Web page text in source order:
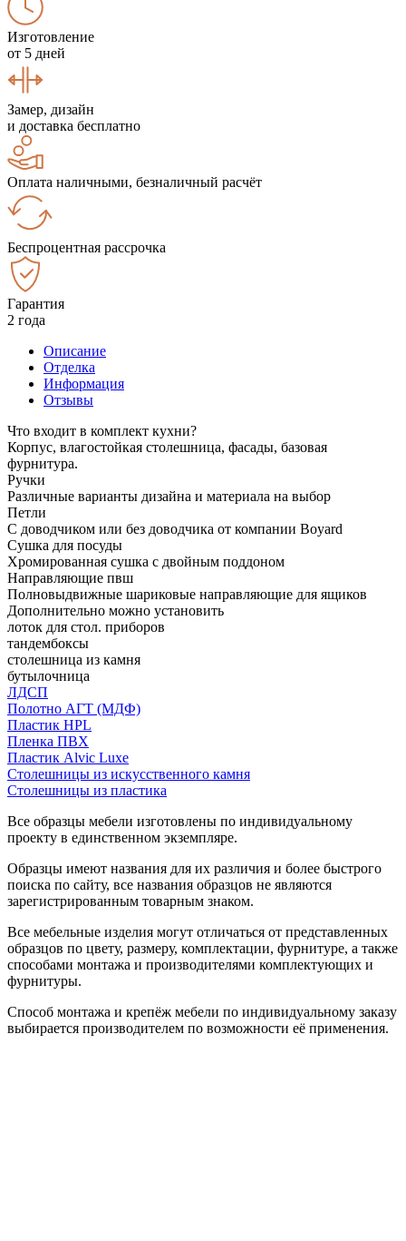
Изготовление
от 5 дней
Замер, дизайн
и доставка бесплатно
Оплата наличными, безналичный расчёт
Беспроцентная рассрочка
Гарантия
2 года
Описание
Отделка
Информация
Отзывы
Что входит в комплект кухни?
Корпус, влагостойкая столешница, фасады, базовая
фурнитура.
Ручки
Различные варианты дизайна и материала на выбор
Петли
С доводчиком или без доводчика от компании Boyard
Сушка для посуды
Хромированная сушка с двойным поддоном
Направляющие пвш
Полновыдвижные шариковые направляющие для ящиков
Дополнительно можно установить
лоток для стол. приборов
тандембоксы
столешница из камня
бутылочница
ЛДСП
Полотно АГТ (МДФ)
Пластик HPL
Пленка ПВХ
Пластик Alvic Luxe
Столешницы из искусственного камня
Столешницы из пластика
Все образцы мебели изготовлены по индивидуальному
проекту в единственном экземпляре.
Образцы имеют названия для их различия и более быстрого
поиска по сайту, все названия образцов не являются
зарегистрированным товарным знаком.
Все мебельные изделия могут отличаться от представленных
образцов по цвету, размеру, комплектации, фурнитуре, а также
способами монтажа и производителями комплектующих и
фурнитуры.
Способ монтажа и крепёж мебели по индивидуальному заказу
выбирается производителем по возможности её применения.